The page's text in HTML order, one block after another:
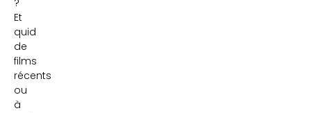
?
Et
quid
de
films
récents
ou
à